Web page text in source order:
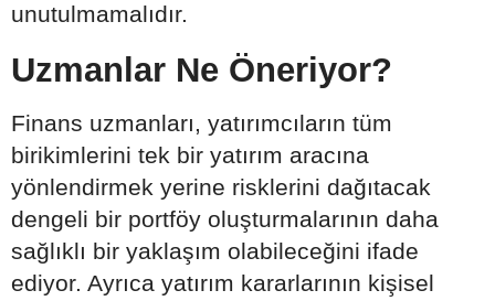
unutulmamalıdır.
Uzmanlar Ne Öneriyor?
Finans uzmanları, yatırımcıların tüm
birikimlerini tek bir yatırım aracına
yönlendirmek yerine risklerini dağıtacak
dengeli bir portföy oluşturmalarının daha
sağlıklı bir yaklaşım olabileceğini ifade
ediyor. Ayrıca yatırım kararlarının kişisel